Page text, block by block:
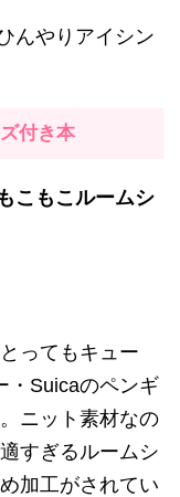
んやりアイシン
付き本
こもこルームシ
ってもキュー
・Suicaのペンギ
ニット素材なの
すぎるルームシ
加工がされてい